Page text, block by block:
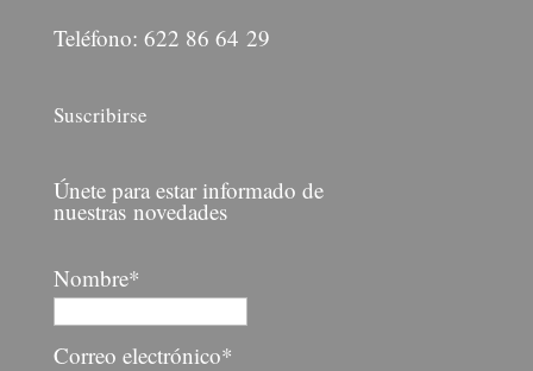
Teléfono: 622 86 64 29
Suscribirse
Únete para estar informado de
nuestras novedades
Nombre*
Correo electrónico*